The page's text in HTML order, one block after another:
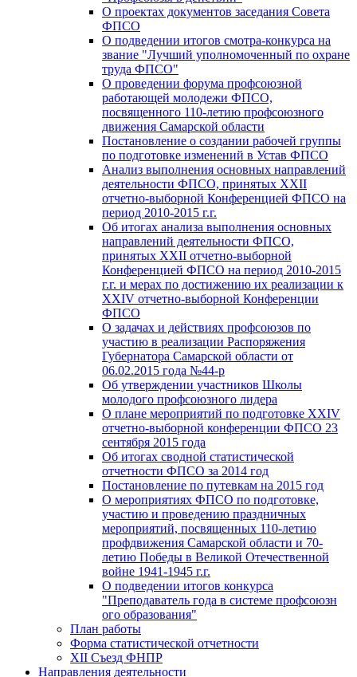
О проектах документов заседания Совета
ФПСО
О подведении итогов смотра-конкурса на
звание "Лучший уполномоченный по охране
труда ФПСО"
О проведении форума профсоюзной
работающей молодежи ФПСО,
посвященного 110-летию профсоюзного
движения Самарской области
Постановление о создании рабочей группы
по подготовке изменений в Устав ФПСО
Анализ выполнения основных направлений
деятельности ФПСО, принятых XXII
отчетно-выборной Конференцией ФПСО на
период 2010-2015 г.г.
Об итогах анализа выполнения основных
направлений деятельности ФПСО,
принятых XXII отчетно-выборной
Конференцией ФПСО на период 2010-2015
г.г. и мерах по достижению их реализации к
XXIV отчетно-выборной Конференции
ФПСО
О задачах и действиях профсоюзов по
участию в реализации Распоряжения
Губернатора Самарской области от
06.02.2015 года №44-р
Об утверждении участников Школы
молодого профсоюзного лидера
О плане мероприятий по подготовке XXIV
отчетно-выборной конференции ФПСО 23
сентября 2015 года
Об итогах сводной статистической
отчетности ФПСО за 2014 год
Постановление по путевкам на 2015 год
О мероприятиях ФПСО по подготовке,
участию и проведению праздничных
мероприятий, посвященных 110-летию
профдвижения Самарской области и 70-
летию Победы в Великой Отечественной
войне 1941-1945 г.г.
О подведении итогов конкурса
"Преподаватель года в системе профсоюзн
ого образования"
План работы
Форма статистической отчетности
XII Съезд ФНПР
Направления деятельности